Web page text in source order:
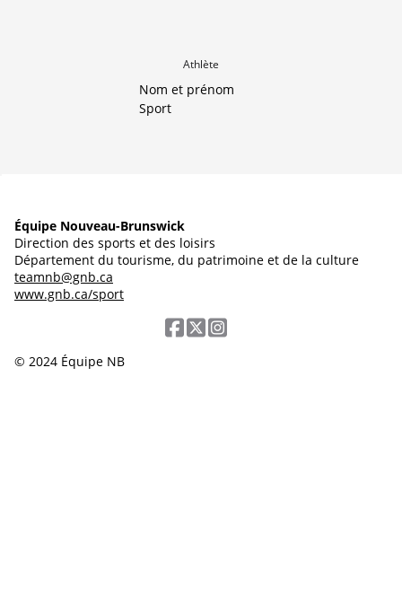
Athlète
Nom et prénom
Sport
Équipe Nouveau-Brunswick
Direction des sports et des loisirs
Département du tourisme, du patrimoine et de la culture
teamnb@gnb.ca
www.gnb.ca/sport
© 2024 Équipe NB